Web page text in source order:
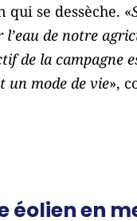
se dessèche. «
l’eau de notre
de la campagne
un mode de vie»,
éolien en